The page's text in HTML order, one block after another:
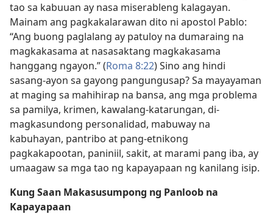
tao sa kabuuan ay nasa miserableng kalagayan.
Mainam ang pagkakalarawan dito ni apostol Pablo:
“Ang buong paglalang ay patuloy na dumaraing na
magkakasama at nasasaktang magkakasama
hanggang ngayon.” (Roma 8:22) Sino ang hindi
sasang-ayon sa gayong pangungusap? Sa mayayaman
at maging sa mahihirap na bansa, ang mga problema
sa pamilya, krimen, kawalang-katarungan, di-
magkasundong personalidad, mabuway na
kabuhayan, pantribo at pang-etnikong
pagkakapootan, paniniil, sakit, at marami pang iba, ay
umaagaw sa mga tao ng kapayapaan ng kanilang isip.
Kung Saan Makasusumpong ng Panloob na
Kapayapaan